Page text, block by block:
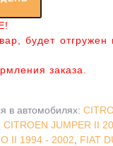
будет отгружен
заказа.
в автомобилях:
CITROEN JUMPER II
II 1994 - 2002, FIAT